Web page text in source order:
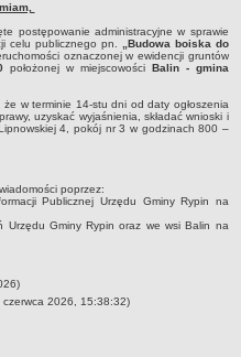
- warsztatowa
urzędnicze
postępowanie administracyjne w sprawie
celu publicznego pn.
„Budowa boiska do
oznaczonej w ewidencji gruntów
położonej w miejscowości Balin - gmina
w terminie 14-stu dni od daty ogłoszenia
uzyskać wyjaśnienia, składać wnioski i
4, pokój nr 3 w godzinach 800 –
poprzez:
Publicznej Urzędu Gminy Rypin na
Urzędu Gminy Rypin oraz we wsi Balin na
czerwca 2026, 15:38:32)